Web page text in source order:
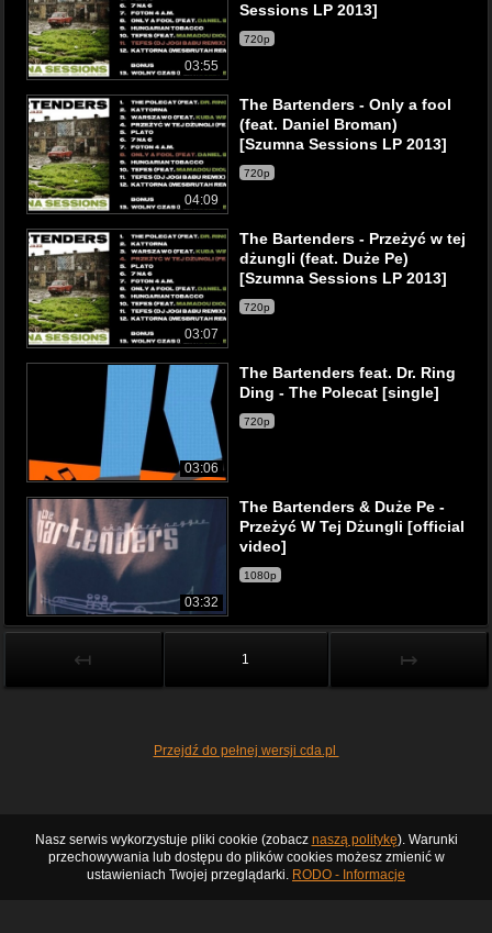
03:55
Sessions LP 2013]
720p
04:09
The Bartenders - Only a fool
(feat. Daniel Broman)
[Szumna Sessions LP 2013]
720p
03:07
The Bartenders - Przeżyć w tej
dżungli (feat. Duże Pe)
[Szumna Sessions LP 2013]
720p
03:06
The Bartenders feat. Dr. Ring
Ding - The Polecat [single]
720p
03:32
The Bartenders & Duże Pe -
Przeżyć W Tej Dżungli [official
video]
1080p
↤ 1 ↦
Przejdź do pełnej wersji cda.pl
Nasz serwis wykorzystuje pliki cookie (zobacz naszą politykę). Warunki
przechowywania lub dostępu do plików cookies możesz zmienić w
ustawieniach Twojej przeglądarki. RODO - Informacje